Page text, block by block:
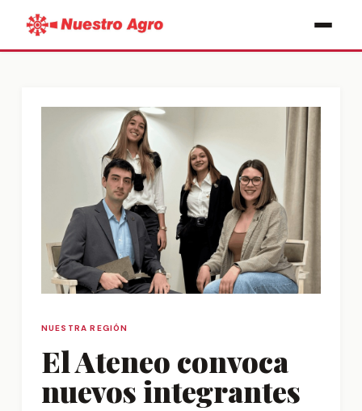
NUESTRA REGIÓN
El Ateneo convoca
nuevos integrantes